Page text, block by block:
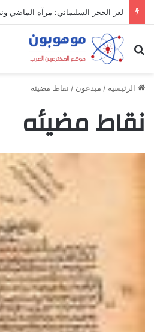
لغز الحجر السليماني: مرآة الماضي
بحث عن
الرئيسية / مبدعون / نقاط مضيئه
نقاط مضيئه